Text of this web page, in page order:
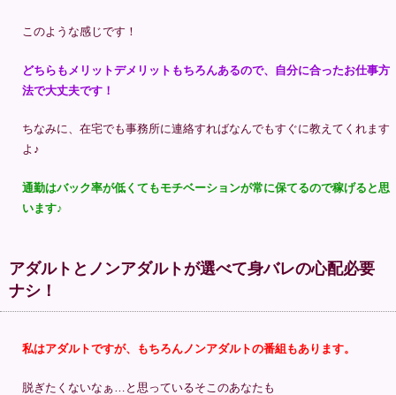
このような感じです！
どちらもメリットデメリットもちろんあるので、自分に合ったお仕事方
法で大丈夫です！
ちなみに、在宅でも事務所に連絡すればなんでもすぐに教えてくれます
よ♪
通勤はバック率が低くてもモチベーションが常に保てるので稼げると思
います♪
アダルトとノンアダルトが選べて身バレの心配必要
ナシ！
私はアダルトですが、もちろんノンアダルトの番組もあります。
脱ぎたくないなぁ…と思っているそこのあなたも